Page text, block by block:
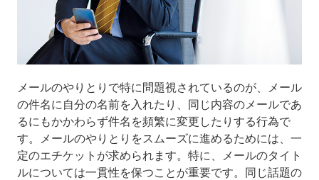
メールのやりとりで特に問題視されているのが、メール
の件名に自分の名前を入れたり、同じ内容のメールであ
るにもかかわらず件名を頻繁に変更したりする行為で
す。メールのやりとりをスムーズに進めるためには、一
定のエチケットが求められます。特に、メールのタイト
ルについては一貫性を保つことが重要です。同じ話題の